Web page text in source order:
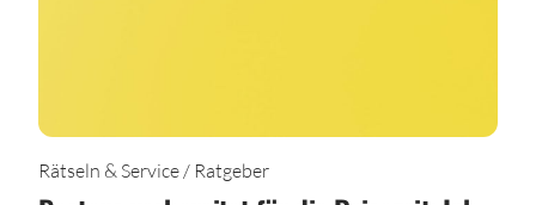
Rätseln & Service / Ratgeber